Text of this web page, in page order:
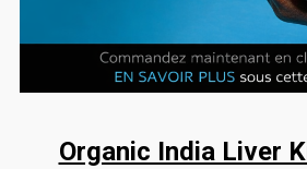
Organic India Liver